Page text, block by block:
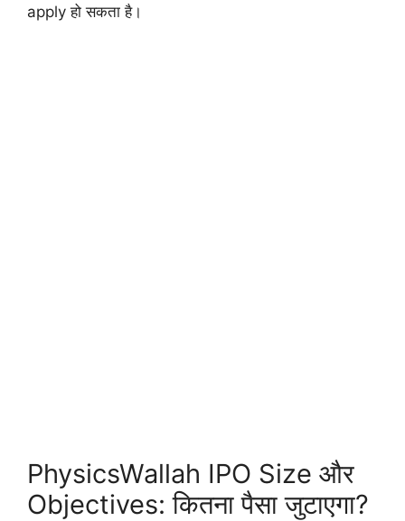
apply हो सकता है।
PhysicsWallah IPO Size और
Objectives: कितना पैसा जुटाएगा?